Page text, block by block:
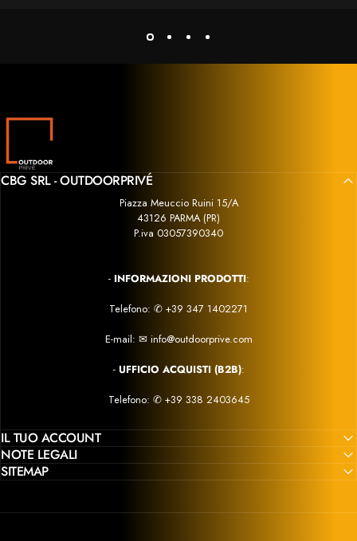
barbecue di fascia alta che unisce prestazioni, qualità e
praticità. Sono estremamente soddisfatto dell’acquisto e
CBG SRL - OUTDOORPRIVÉ
Piazza Meuccio Ruini 15/A
43126 PARMA (PR)
P.iva 03057390340
- INFORMAZIONI PRODOTTI:
Telefono: ✆ +39 347 1402271
E-mail: ✉ info@outdoorprive.com
- UFFICIO ACQUISTI (B2B):
Telefono: ✆ +39 338 2403645
IL TUO ACCOUNT
NOTE LEGALI
SITEMAP